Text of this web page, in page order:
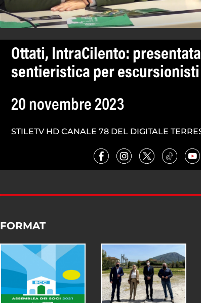
Ottati, IntraCilento: presentata
sentieristica per escursionisti
20 novembre 2023
STILETV HD CANALE 78 DEL DIGITALE
FORMAT